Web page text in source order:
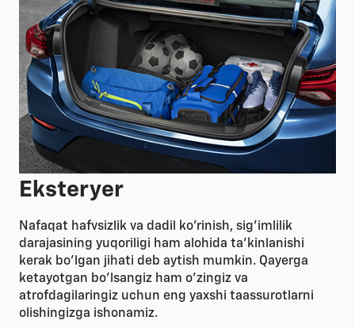
Eksteryer
Nafaqat hafvsizlik va dadil ko’rinish, sig’imlilik
darajasining yuqoriligi ham alohida ta’kinlanishi
kerak bo’lgan jihati deb aytish mumkin. Qayerga
ketayotgan bo’lsangiz ham o’zingiz va
atrofdagilaringiz uchun eng yaxshi taassurotlarni
olishingizga ishonamiz.